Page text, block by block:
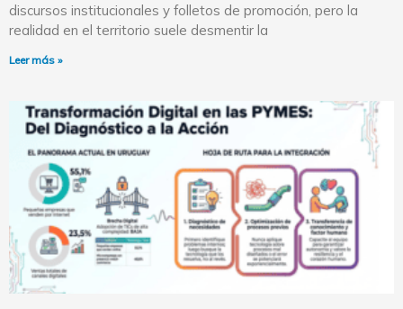
discursos institucionales y folletos de promoción, pero la
realidad en el territorio suele desmentir la
Leer más »